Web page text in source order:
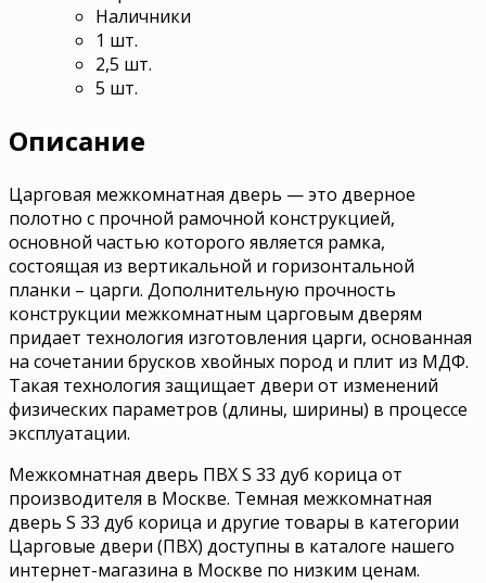
Наличники
1 шт.
2,5 шт.
5 шт.
Описание
Царговая межкомнатная дверь — это дверное
полотно с прочной рамочной конструкцией,
основной частью которого является рамка,
состоящая из вертикальной и горизонтальной
планки – царги. Дополнительную прочность
конструкции межкомнатным царговым дверям
придает технология изготовления царги, основанная
на сочетании брусков хвойных пород и плит из МДФ.
Такая технология защищает двери от изменений
физических параметров (длины, ширины) в процессе
эксплуатации.
Межкомнатная дверь ПВХ S 33 дуб корица от
производителя в Москве. Темная межкомнатная
дверь S 33 дуб корица и другие товары в категории
Царговые двери (ПВХ) доступны в каталоге нашего
интернет-магазина в Москве по низким ценам.